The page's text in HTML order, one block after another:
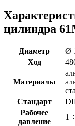
цилиндра
Диаметр
Ø
Ход
Материалы
Стандарт
Рабочее
давление
1